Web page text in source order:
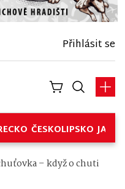
Přihlásit se
ČESKOLIPSKO
– když o chuti